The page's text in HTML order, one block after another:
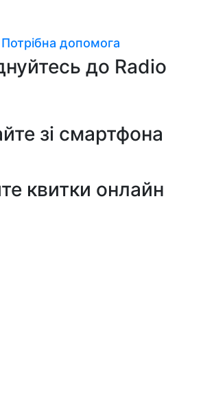
Потрібна допомога
до Radio
зі смартфона
квитки онлайн